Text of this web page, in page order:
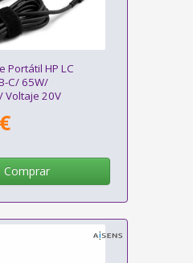
Portátil HP LC
C/ 65W/
Voltaje 20V
Comprar